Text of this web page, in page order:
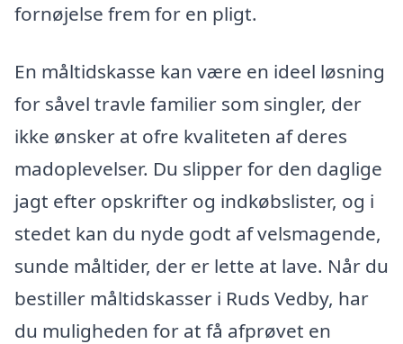
fornøjelse frem for en pligt.
En måltidskasse kan være en ideel løsning
for såvel travle familier som singler, der
ikke ønsker at ofre kvaliteten af deres
madoplevelser. Du slipper for den daglige
jagt efter opskrifter og indkøbslister, og i
stedet kan du nyde godt af velsmagende,
sunde måltider, der er lette at lave. Når du
bestiller måltidskasser i Ruds Vedby, har
du muligheden for at få afprøvet en